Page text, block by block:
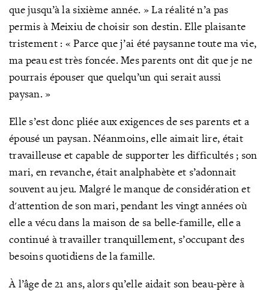
que jusqu’à la sixième année. » La réalité n’a pas
permis à Meixiu de choisir son destin. Elle plaisante
tristement : « Parce que j’ai été paysanne toute ma vie,
ma peau est très foncée. Mes parents ont dit que je ne
pourrais épouser que quelqu’un qui serait aussi
paysan. »
Elle s’est donc pliée aux exigences de ses parents et a
épousé un paysan. Néanmoins, elle aimait lire, était
travailleuse et capable de supporter les difficultés ; son
mari, en revanche, était analphabète et s’adonnait
souvent au jeu. Malgré le manque de considération et
d'attention de son mari, pendant les vingt années où
elle a vécu dans la maison de sa belle-famille, elle a
continué à travailler tranquillement, s’occupant des
besoins quotidiens de la famille.
À l’âge de 21 ans, alors qu’elle aidait son beau-père à